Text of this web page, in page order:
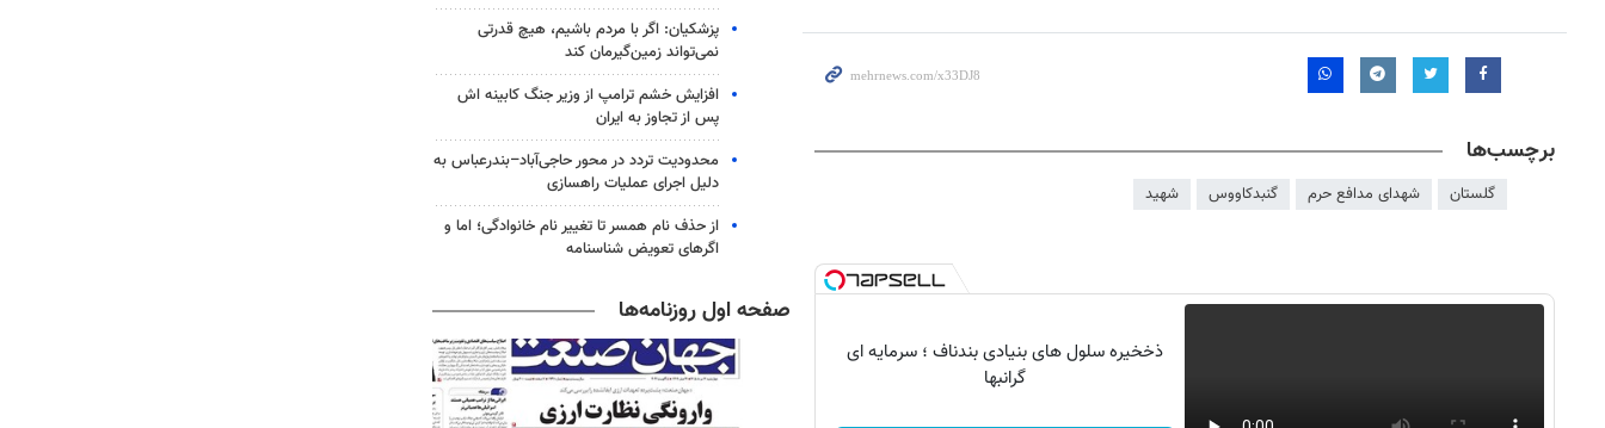
برچسب‌ها
گلستان شهدای مدافع حرم گنبدکاووس شهید
ذخخیره سلول های بنیادی بندناف ؛ سرمایه ای
گرانبها
پزشکیان: اگر با مردم باشیم، هیچ قدرتی
نمی‌تواند زمین‌گیرمان کند
افزایش خشم ترامپ از وزیر جنگ کابینه اش
پس از تجاوز به ایران
محدودیت تردد در محور حاجی‌آباد–بندرعباس به
دلیل اجرای عملیات راهسازی
از حذف نام همسر تا تغییر نام خانوادگی؛ اما و
اگرهای تعویض شناسنامه
صفحه اول روزنامه‌ها